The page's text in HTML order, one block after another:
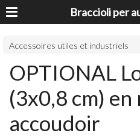
Accessoires utiles et industriels
OPTIONAL
(3x0,8 cm)
accoudoir